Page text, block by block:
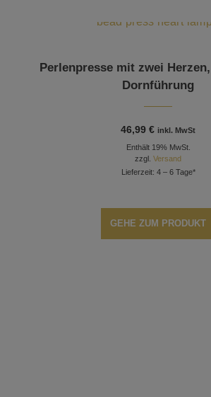
Perlenpresse mit zwei
Dornführung
46,99€ inkl. MwSt
Enthält 19% MwSt.
zzgl.Versand
Lieferzeit: 4 – 6 Tage*
GEHE ZUM PRODUKT